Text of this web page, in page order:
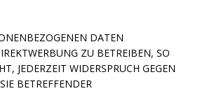
DATEN
ZU BETREIBEN, SO
JEDERZEIT WIDERSPRUCH GEGEN
BETREFFENDER